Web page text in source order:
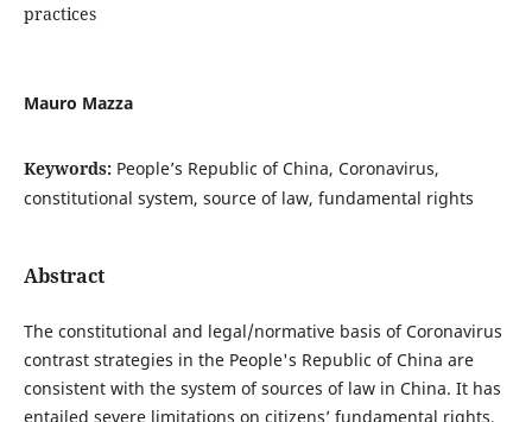
practices
Mauro Mazza
Keywords: People’s Republic of China, Coronavirus,
constitutional system, source of law, fundamental rights
Abstract
The constitutional and legal/normative basis of Coronavirus
contrast strategies in the People's Republic of China are
consistent with the system of sources of law in China. It has
entailed severe limitations on citizens’ fundamental rights.